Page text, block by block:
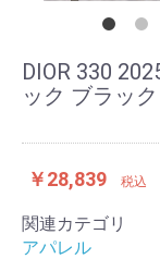
DIOR 330
ック ブラック
￥28,839 税込
関連カテゴリ
アパレル